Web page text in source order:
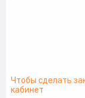
Чтобы сделать
кабинет